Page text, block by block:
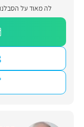
לה מאוד על